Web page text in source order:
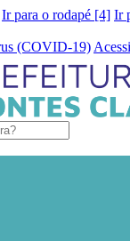
Ir para o rodapé [4] Ir
(COVID-19)